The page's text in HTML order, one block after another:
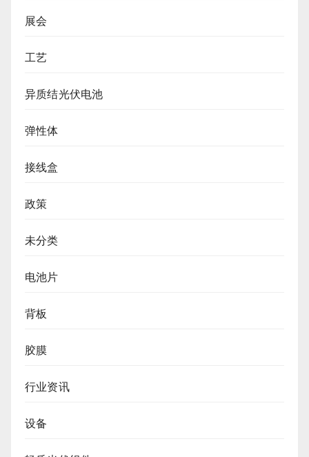
展会
工艺
异质结光伏电池
弹性体
接线盒
政策
未分类
电池片
背板
胶膜
行业资讯
设备